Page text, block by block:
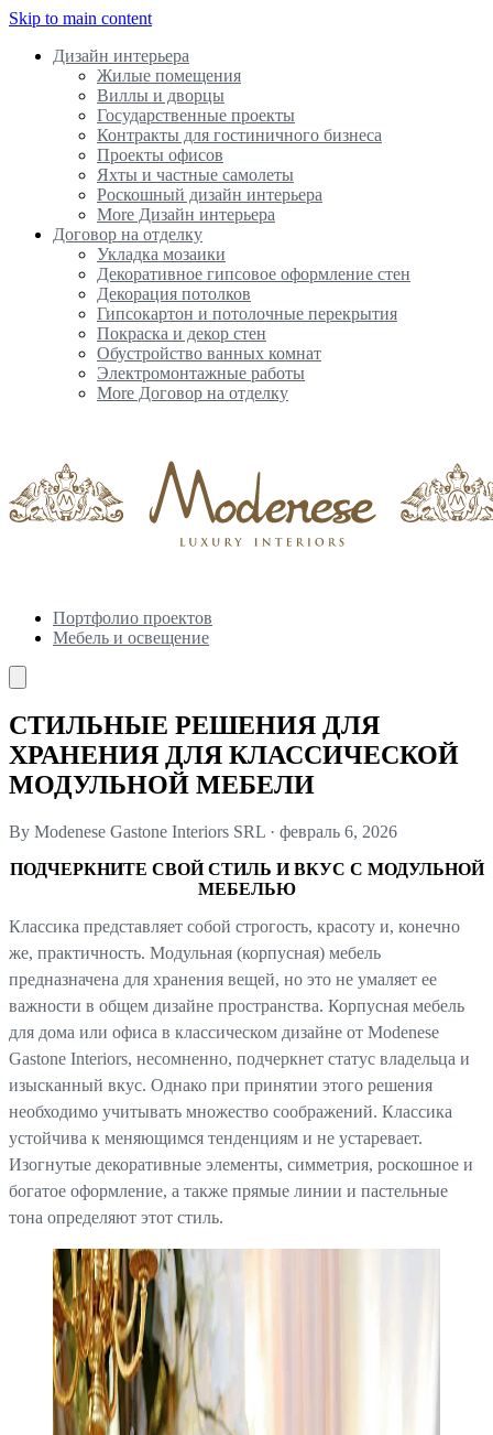
Skip to main content
Дизайн интерьера
Жилые помещения
Виллы и дворцы
Государственные проекты
Контракты для гостиничного бизнеса
Проекты офисов
Яхты и частные самолеты
Роскошный дизайн интерьера
More Дизайн интерьера
Договор на отделку
Укладка мозаики
Декоративное гипсовое оформление стен
Декорация потолков
Гипсокартон и потолочные перекрытия
Покраска и декор стен
Обустройство ванных комнат
Электромонтажные работы
More Договор на отделку
Портфолио проектов
Мебель и освещение
СТИЛЬНЫЕ РЕШЕНИЯ ДЛЯ
ХРАНЕНИЯ ДЛЯ КЛАССИЧЕСКОЙ
МОДУЛЬНОЙ МЕБЕЛИ
By Modenese Gastone Interiors SRL · февраль 6, 2026
ПОДЧЕРКНИТЕ СВОЙ СТИЛЬ И ВКУС С МОДУЛЬНОЙ
МЕБЕЛЬЮ
Классика представляет собой строгость, красоту и, конечно
же, практичность. Модульная (корпусная) мебель
предназначена для хранения вещей, но это не умаляет ее
важности в общем дизайне пространства. Корпусная мебель
для дома или офиса в классическом дизайне от Modenese
Gastone Interiors, несомненно, подчеркнет статус владельца и
изысканный вкус. Однако при принятии этого решения
необходимо учитывать множество соображений. Классика
устойчива к меняющимся тенденциям и не устаревает.
Изогнутые декоративные элементы, симметрия, роскошное и
богатое оформление, а также прямые линии и пастельные
тона определяют этот стиль.